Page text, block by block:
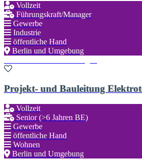
Vollzeit
Führungskraft/Manager
Gewerbe
Industrie
öffentliche Hand
Berlin und Umgebung
Projekt- und Bauleitung
Vollzeit
Senior (>6 Jahren BE)
Gewerbe
öffentliche Hand
Wohnen
Berlin und Umgebung